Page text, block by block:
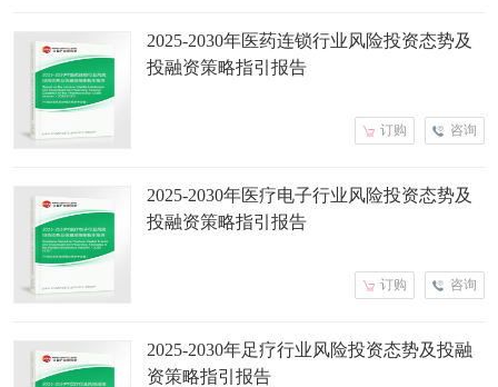
2025-2030年医药连锁行业风险投资态势及
投融资策略指引报告
咨询
订购
2025-2030年医疗电子行业风险投资态势及
投融资策略指引报告
咨询
订购
2025-2030年足疗行业风险投资态势及投融
资策略指引报告